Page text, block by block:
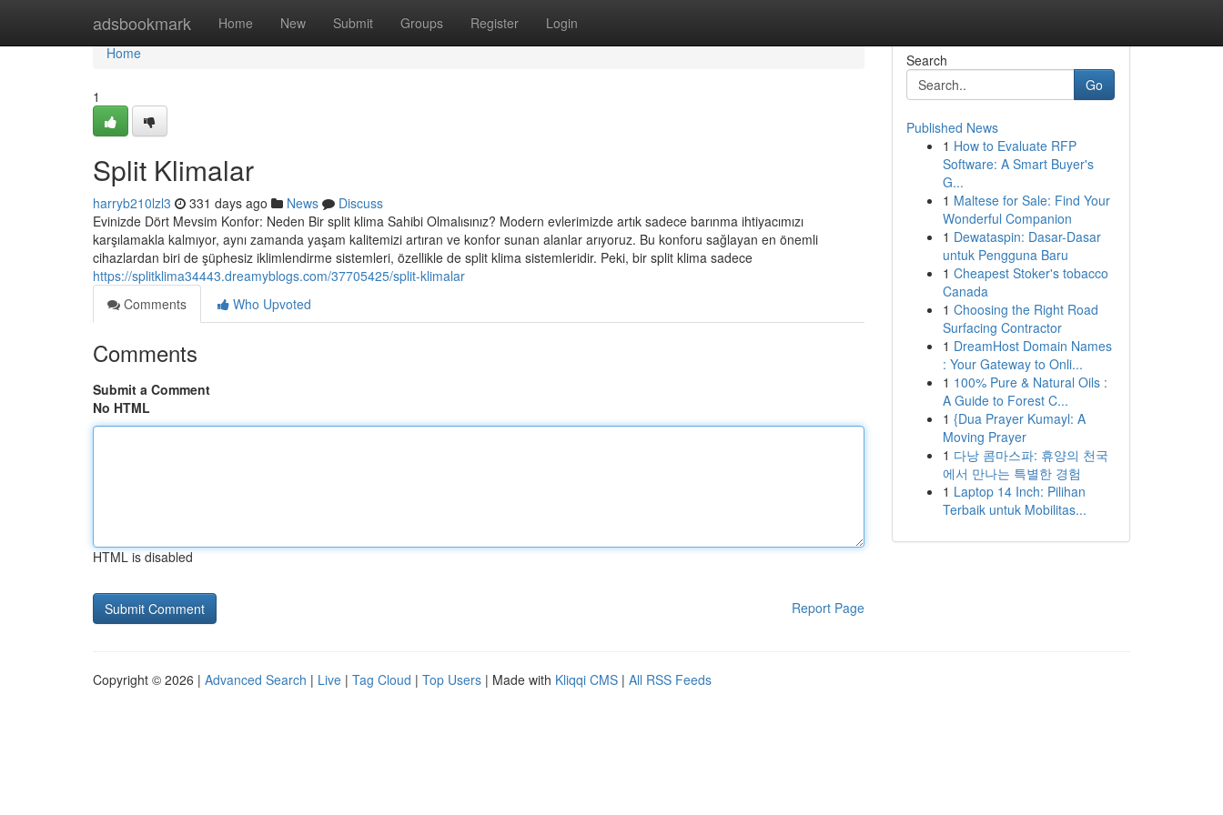
adsbookmark Home New Submit Groups Register Login
Home
Home
1
Split Klimalar
harryb210lzl3 331 days ago News
Discuss
Evinizde Dört Mevsim Konfor: Neden Bir split klima Sahibi Olmalısınız? Modern evlerimizde artık sadece barınma ihtiyacımızı
karşılamakla kalmıyor, aynı zamanda yaşam kalitemizi artıran ve konfor sunan alanlar arıyoruz. Bu konforu sağlayan en önemli
cihazlardan biri de şüphesiz iklimlendirme sistemleri, özellikle de split klima sistemleridir. Peki, bir split klima sadece
https://splitklima34443.dreamyblogs.com/37705425/split-klimalar
Comments
Who Upvoted
Comments
Submit a Comment
No HTML
HTML is disabled
Report Page
Search
Go
Published News
1 How to Evaluate RFP
Software: A Smart Buyer's
G...
1 Maltese for Sale: Find Your
Wonderful Companion
1 Dewataspin: Dasar-Dasar
untuk Pengguna Baru
1 Cheapest Stoker's tobacco
Canada
1 Choosing the Right Road
Surfacing Contractor
1 DreamHost Domain Names
: Your Gateway to Onli...
1 100% Pure & Natural Oils :
A Guide to Forest C...
1 {Dua Prayer Kumayl: A
Moving Prayer
1 다낭 콤마스파: 휴양의 천국
에서 만나는 특별한 경험
1 Laptop 14 Inch: Pilihan
Terbaik untuk Mobilitas...
Copyright © 2026 | Advanced Search | Live | Tag Cloud | Top Users | Made with Kliqqi CMS | All RSS Feeds